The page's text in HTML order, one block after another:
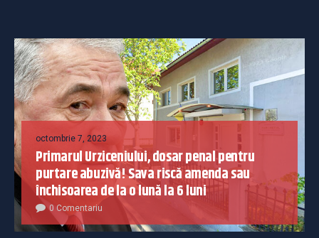
octombrie 7, 2023
Primarul Urziceniului, dosar penal pentru
purtare abuzivă! Sava riscă amenda sau
închisoarea de la o lună la 6 luni
0 Comentariu